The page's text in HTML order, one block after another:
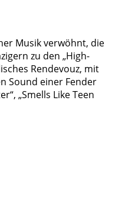
Musik verwöhnt, die
zu den „High-
Rendevouz, mit
Sound einer Fender
„Smells Like Teen